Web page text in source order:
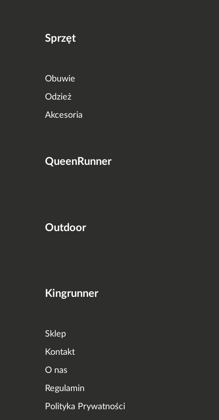
Sprzęt
Obuwie
Odzież
Akcesoria
QueenRunner
Outdoor
Kingrunner
Sklep
Kontakt
O nas
Regulamin
Polityka Prywatności